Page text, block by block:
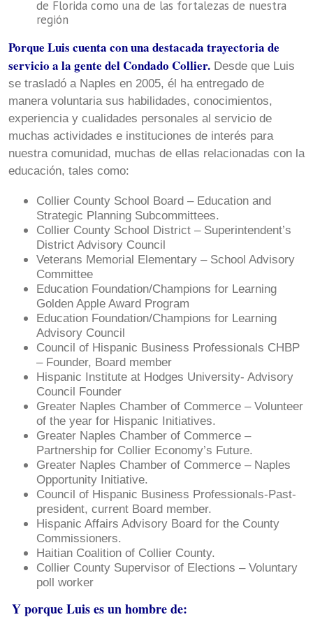
de Florida como una de las fortalezas de nuestra
región
Porque Luis cuenta con una destacada trayectoria de
servicio a la gente del Condado Collier. Desde que Luis
se trasladó a Naples en 2005, él ha entregado de
manera voluntaria sus habilidades, conocimientos,
experiencia y cualidades personales al servicio de
muchas actividades e instituciones de interés para
nuestra comunidad, muchas de ellas relacionadas con la
educación, tales como:
Collier County School Board – Education and
Strategic Planning Subcommittees.
Collier County School District – Superintendent’s
District Advisory Council
Veterans Memorial Elementary – School Advisory
Committee
Education Foundation/Champions for Learning
Golden Apple Award Program
Education Foundation/Champions for Learning
Advisory Council
Council of Hispanic Business Professionals CHBP
– Founder, Board member
Hispanic Institute at Hodges University- Advisory
Council Founder
Greater Naples Chamber of Commerce – Volunteer
of the year for Hispanic Initiatives.
Greater Naples Chamber of Commerce –
Partnership for Collier Economy’s Future.
Greater Naples Chamber of Commerce – Naples
Opportunity Initiative.
Council of Hispanic Business Professionals-Past-
president, current Board member.
Hispanic Affairs Advisory Board for the County
Commissioners.
Haitian Coalition of Collier County.
Collier County Supervisor of Elections – Voluntary
poll worker
Y porque Luis es un hombre de: